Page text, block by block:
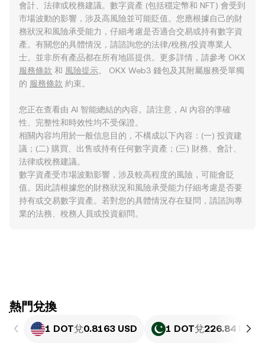
會計、法律或稅務建議。數字資產 (包括穩定幣和 NFT) 會受到
市場波動的影響，涉及高風險並可能貶值。您應根據自己的財
務狀況和風險承受能力，仔細考慮是否適合交易或持有數字資
產。有關您的具體情況，請諮詢您的法律/稅務/投資專業人
士。並非所有產品都在所有地區提供。更多詳情，請參考 OKX
服務條款 和 風險提示。 OKX Web3 錢包及其附屬服務受單獨
的 服務條款 約束。
您正在查看由 AI 智能總結的內容。請注意，AI 內容的準確
性、完整性和時效性均不受保證。
相關內容均用於一般信息目的，不構成以下內容：(一) 投資建
議；(二) 購買、出售或持有任何數字資產；(三) 財務、會計、
法律或稅務建議。
數字資產受市場波動影響，涉及較高程度的風險，可能會貶
值。因此請根據您的財務狀況和風險承受能力仔細考慮是否要
持有或交易數字資產。若對您的具體情況存在疑問，請諮詢專
業的法務、稅務人員或投資顧問。
ִִִִִִִִִִִִִִִִִִִִִִִִִִִִִִִִִִִִִִִִִִִִִִִִ熱門兌換
1 DOT兌0.8163 USD 1 DOT兌226.84 PKR